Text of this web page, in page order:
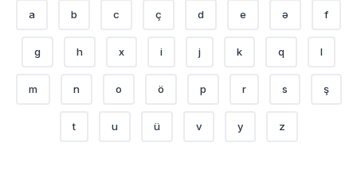
a b c ç d e ə f
g h x i j k q l
m n o ö p r s ş
t u ü v y z